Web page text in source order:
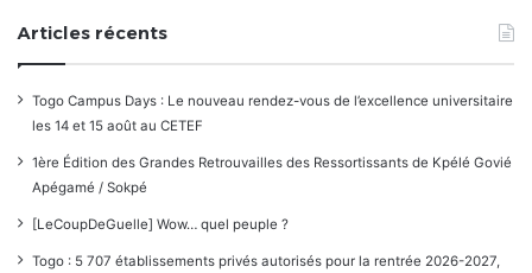
Articles récents
Togo Campus Days : Le nouveau rendez-vous de l’excellence universitaire
les 14 et 15 août au CETEF
1ère Édition des Grandes Retrouvailles des Ressortissants de Kpélé Govié
Apégamé / Sokpé
[LeCoupDeGuelle] Wow… quel peuple ?
Togo : 5 707 établissements privés autorisés pour la rentrée 2026-2027,